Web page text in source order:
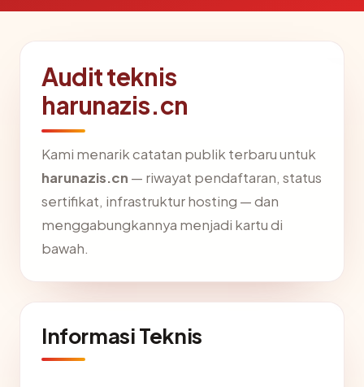
Audit teknis
harunazis.cn
Kami menarik catatan publik terbaru untuk
harunazis.cn — riwayat pendaftaran, status
sertifikat, infrastruktur hosting — dan
menggabungkannya menjadi kartu di
bawah.
Informasi Teknis